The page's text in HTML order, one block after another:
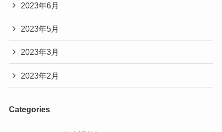
2023年6月
2023年5月
2023年3月
2023年2月
Categories